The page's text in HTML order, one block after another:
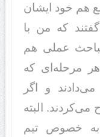
هم خود‌‌ ایشان
که من با
عملی هم
مرحله‌ای که
و اگر
می‌کرد‌‌ند‌‌. البته
به خصوص تیم